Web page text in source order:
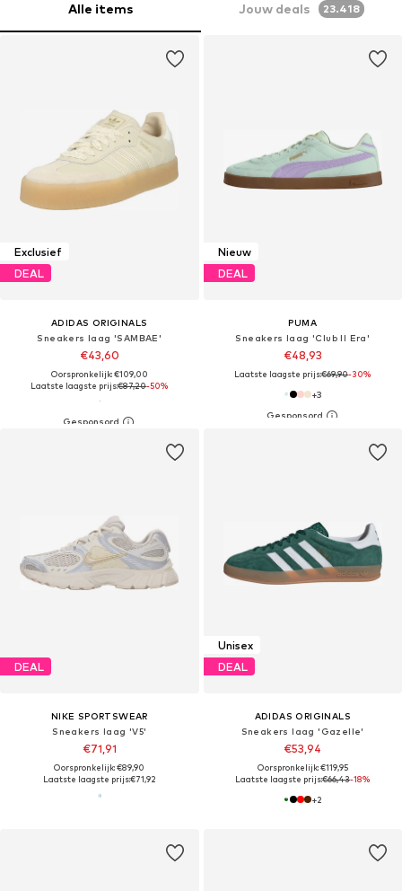
Alle items Jouw deals 23.418
Exclusief
DEAL
ADIDAS ORIGINALS
Sneakers laag 'SAMBAE'
€43,60
Oorspronkelijk: €109,00
Laatste laagste prijs:€87,20-50%
Nieuw
DEAL
PUMA
Sneakers laag 'Club II Era'
€48,93
Laatste laagste prijs:€69,90-30%
+3
DEAL
NIKE SPORTSWEAR
Sneakers laag 'V5'
€71,91
Oorspronkelijk: €89,90
Laatste laagste prijs:€71,92
Unisex
DEAL
ADIDAS ORIGINALS
Sneakers laag 'Gazelle'
€53,94
Oorspronkelijk: €119,95
Laatste laagste prijs:€66,43-18%
+2